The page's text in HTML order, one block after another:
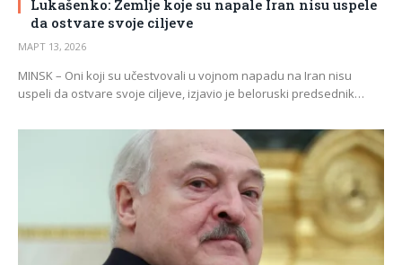
Lukašenko: Zemlje koje su napale Iran nisu uspele
da ostvare svoje ciljeve
МАРТ 13, 2026
MINSK – Oni koji su učestvovali u vojnom napadu na Iran nisu
uspeli da ostvare svoje ciljeve, izjavio je beloruski predsednik…